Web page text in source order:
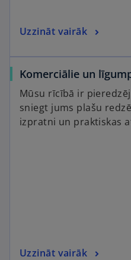
Uzzināt vairāk
Komerciālie un
Mūsu rīcībā ir
sniegt jums plašu
izpratni un praktiskas
Uzzināt vairāk